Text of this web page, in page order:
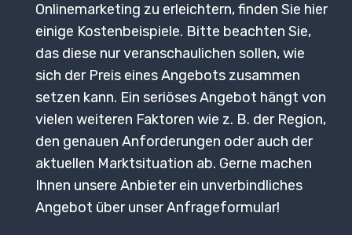
Onlinemarketing zu erleichtern, finden Sie hier
einige Kostenbeispiele. Bitte beachten Sie,
das diese nur veranschaulichen sollen, wie
sich der Preis eines Angebots zusammen
setzen kann. Ein seriöses Angebot hängt von
vielen weiteren Faktoren wie z. B. der Region,
den genauen Anforderungen oder auch der
aktuellen Marktsituation ab. Gerne machen
Ihnen unsere Anbieter ein unverbindliches
Angebot über unser Anfrageformular!